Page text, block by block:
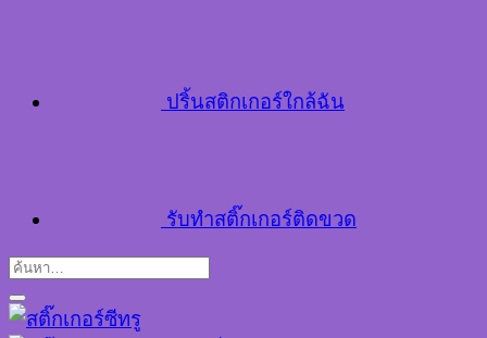
ปริ้นสติกเกอร์ใกล้ฉัน
รับทำสติ๊กเกอร์ติดขวด